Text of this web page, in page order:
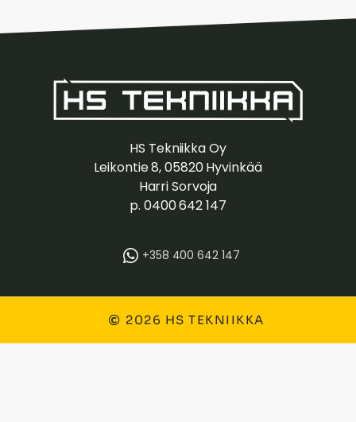
HS Tekniikka Oy
Leikontie 8, 05820 Hyvinkää
Harri Sorvoja
p. 0400 642 147
+358 400 642 147
2026 HS TEKNIIKKA